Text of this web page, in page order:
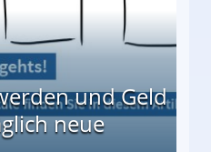
und Geld
neue